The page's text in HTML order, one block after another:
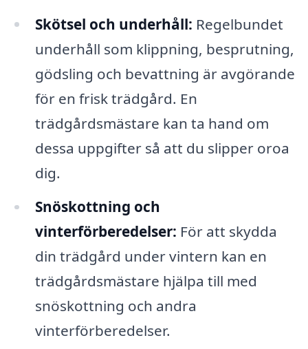
Skötsel och underhåll: Regelbundet
underhåll som klippning, besprutning,
gödsling och bevattning är avgörande
för en frisk trädgård. En
trädgårdsmästare kan ta hand om
dessa uppgifter så att du slipper oroa
dig.
Snöskottning och
vinterförberedelser: För att skydda
din trädgård under vintern kan en
trädgårdsmästare hjälpa till med
snöskottning och andra
vinterförberedelser.